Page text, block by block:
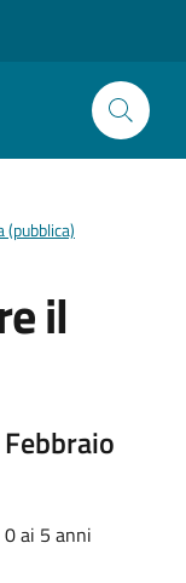
(pubblica)
il
ai 5 anni